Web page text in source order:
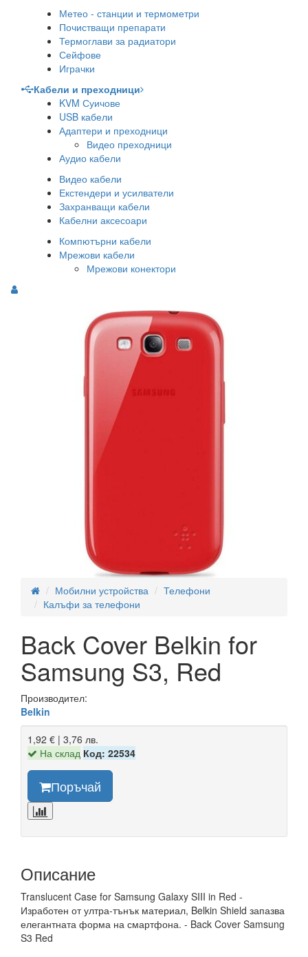
Метео - станции и термометри
Почистващи препарати
Термоглави за радиатори
Сейфове
Играчки
Кабели и преходници
KVM Суичове
USB кабели
Адаптери и преходници
Видео преходници
Аудио кабели
Видео кабели
Екстендери и усилватели
Захранващи кабели
Кабелни аксесоари
Компютърни кабели
Мрежови кабели
Мрежови конектори
Мобилни устройства
Телефони
Калъфи за телефони
Back Cover Belkin for
Samsung S3, Red
Производител:
Belkin
1,92 € | 3,76 лв.
На склад Код: 22534
Поръчай
Описание
Translucent Case for Samsung Galaxy SIII in Red -
Изработен от ултра-тънък материал, Belkin Shield запазва
елегантната форма на смартфона. - Back Cover Samsung
S3 Red